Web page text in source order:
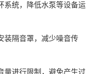
系统，降低水泵等设备运
装隔音罩，减少噪音传
量进行限制，避免产生过